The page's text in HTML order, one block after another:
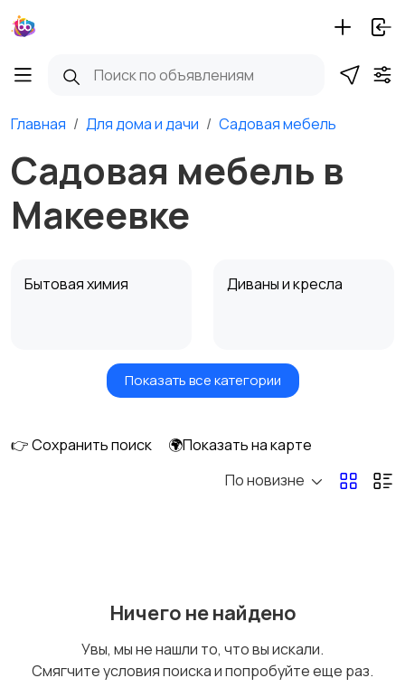
Главная Для дома и дачи Садовая мебель
Садовая мебель в
Макеевке
Бытовая химия Диваны и кресла
Кровати и матрасы Кухонные гарнитуры
Оформление
сигнализации
Показать все категории
👉 Сохранить поиск
🌍Показать на карте
По новизне
Ничего не найдено
Увы, мы не нашли то, что вы искали.
Смягчите условия поиска и попробуйте еще раз.